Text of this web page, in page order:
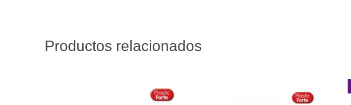
Productos relacionados